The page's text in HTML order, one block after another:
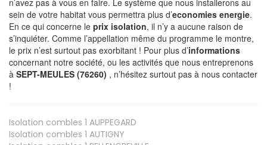
n’avez pas à vous en faire. Le système que nous installerons au
sein de votre habitat vous permettra plus d’economies energie.
En ce qui concerne le prix isolation, il n’y a aucune raison de
s’inquiéter. Comme l’appellation même du programme le montre,
le prix n’est surtout pas exorbitant ! Pour plus d’informations
concernant notre société, ou les activités que nous entreprenons
à SEPT-MEULES (76260) , n’hésitez surtout pas à nous contacter
!
Isolation combles 1 AUPPEGARD
Isolation combles 1 AUTIGNY